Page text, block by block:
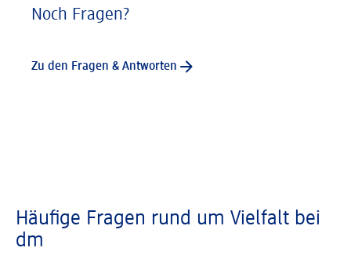
Noch Fragen?
Zu den Fragen & Antworten
Häufige Fragen rund um Vielfalt bei
dm